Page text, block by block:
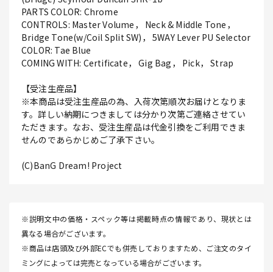
PARTS COLOR: Chrome
CONTROLS: Master Volume， Neck & Middle Tone，
Bridge Tone(w/Coil Split SW)， 5WAY Lever PU Selector
COLOR: Tae Blue
COMING WITH: Certificate， Gig Bag， Pick， Strap
【受注生産品】
※本商品は受注生産品の為、入荷次第順次お届けとなりま
す。詳しい納期につきましては分かり次第ご連絡させてい
ただきます。なお、受注生産品は代金引換をご利用できま
せんのであらかじめご了承下さい。
(C)BanG Dream! Project
※説明文中の価格・スペック等は掲載時点の情報であり、現状とは
異なる場合がございます。
※商品は店頭及び外部ECでも併売しておりますため、ご注文のタイ
ミングによっては完売となっている場合がございます。